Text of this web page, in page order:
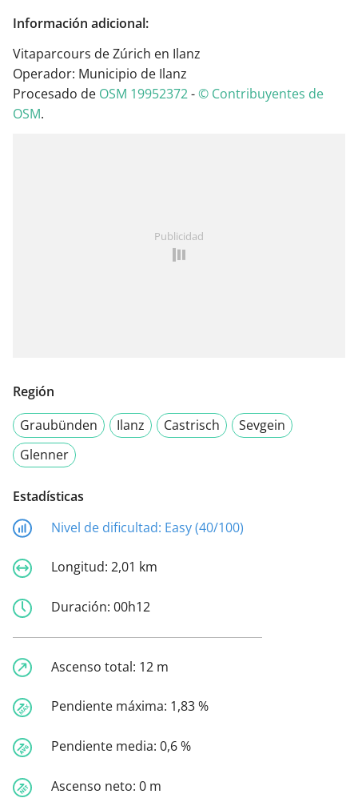
Información adicional:
Vitaparcours de Zúrich en Ilanz
Operador: Municipio de Ilanz
Procesado de OSM 19952372-© Contribuyentes de
OSM.
Publicidad
Región
Graubünden
Ilanz Castrisch
Sevgein
Glenner
Estadísticas
Nivel de dificultad: Easy (40/100)
Longitud: 2,01 km
Duración: 00h12
Ascenso total: 12 m
Pendiente máxima: 1,83 %
Pendiente media: 0,6 %
Ascenso neto: 0 m